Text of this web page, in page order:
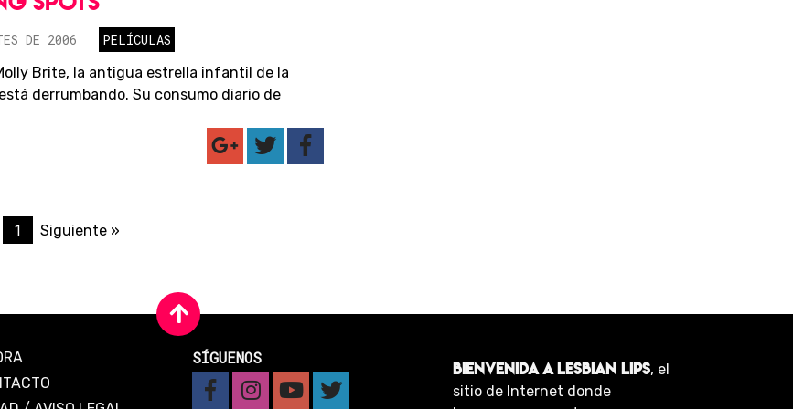
DE 2006
PELÍCULAS
Brite, la antigua estrella infantil de la
derrumbando. Su consumo diario de
1 Siguiente »
SÍGUENOS
BIENVENIDA A LESBIAN LIPS, el
sitio de Internet donde